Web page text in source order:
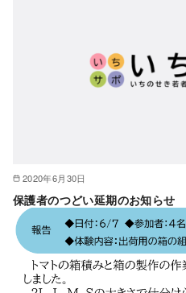
2020年6月30日
保護者のつどい延期のお知らせ